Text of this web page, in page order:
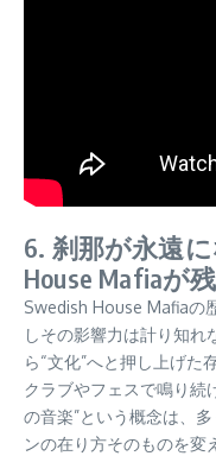
6. 刹那が永遠
House Mafiaが
Swedish House Mafiaの
しその影響力は計り知れ
ら“文化”へと押し上げた
クラブやフェスで鳴り続
の音楽”という概念は、
ンの在り方そのものを変